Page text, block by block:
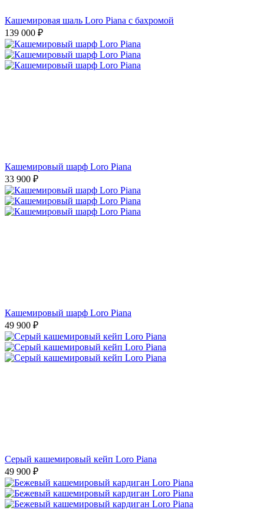
Кашемировая шаль Loro Piana с бахромой
139 000 ₽
Кашемировый шарф Loro Piana
33 900 ₽
Кашемировый шарф Loro Piana
49 900 ₽
Серый кашемировый кейп Loro Piana
49 900 ₽